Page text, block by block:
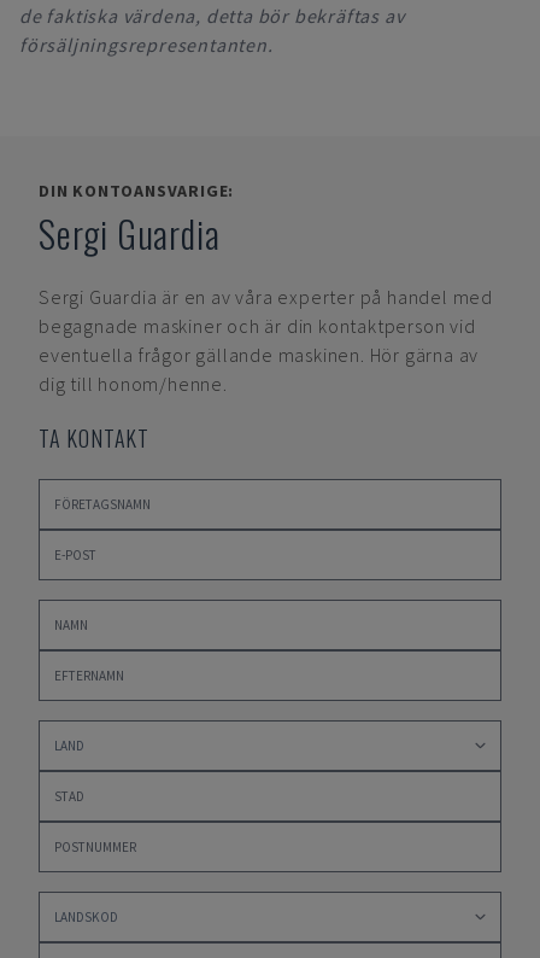
de faktiska värdena, detta bör bekräftas av
försäljningsrepresentanten.
DIN KONTOANSVARIGE:
Sergi Guardia
Sergi Guardia är en av våra experter på handel med
begagnade maskiner och är din kontaktperson vid
eventuella frågor gällande maskinen. Hör gärna av
dig till honom/henne.
TA KONTAKT